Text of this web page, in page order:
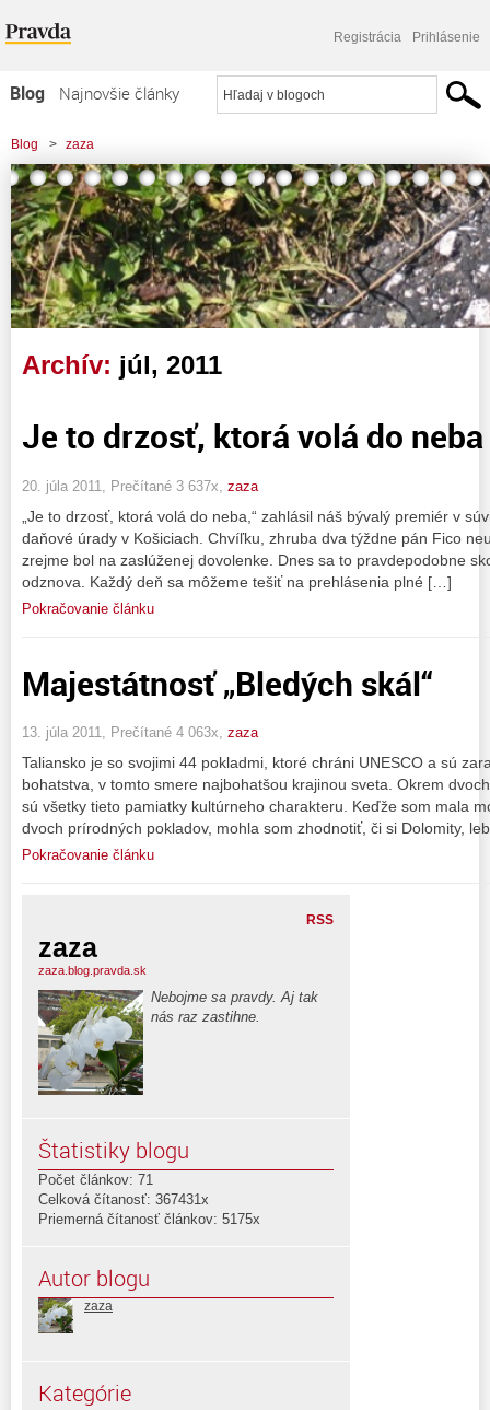
Registrácia Prihlásenie
Blog
Najnovšie články
Najčítanejšie články
Najkomentovanejšie články
Zoznam blogov
Komerčné blogy
Blog > zaza
Archív: júl, 2011
Je to drzosť, ktorá volá do neba
20. júla 2011, Prečítané 3 637x, zaza
„Je to drzosť, ktorá volá do neba,“ zahlásil náš bývalý premiér v
daňové úrady v Košiciach. Chvíľku, zhruba dva týždne pán Fico
zrejme bol na zaslúženej dovolenke. Dnes sa to pravdepodobne
odznova. Každý deň sa môžeme tešiť na prehlásenia plné […]
Pokračovanie článku
Majestátnosť „Bledých skál“
13. júla 2011, Prečítané 4 063x, zaza
Taliansko je so svojimi 44 pokladmi, ktoré chráni UNESCO a sú
bohatstva, v tomto smere najbohatšou krajinou sveta. Okrem
sú všetky tieto pamiatky kultúrneho charakteru. Keďže som mala
dvoch prírodných pokladov, mohla som zhodnotiť, či si Dolomity,
Pokračovanie článku
RSS
zaza
zaza.blog.pravda.sk
Nebojme sa pravdy. Aj tak
nás raz zastihne.
Štatistiky blogu
Počet článkov: 71
Celková čítanosť: 367431x
Priemerná čítanosť článkov: 5175x
Autor blogu
zaza
Kategórie